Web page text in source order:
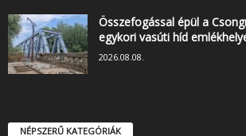
Összefogással épül a
egykori vasúti híd
2026.08.08.
NÉPSZERŰ KATEGÓRIÁK